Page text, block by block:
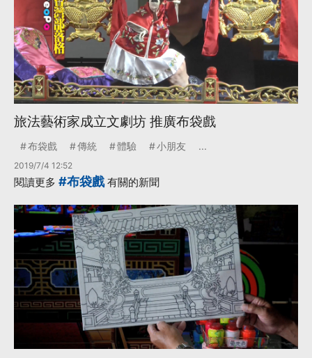
旅法藝術家成立文劇坊 推廣布袋戲
布袋戲 傳統 體驗 小朋友 ...
2019/7/4 12:52
閱讀更多 #布袋戲有關的新聞